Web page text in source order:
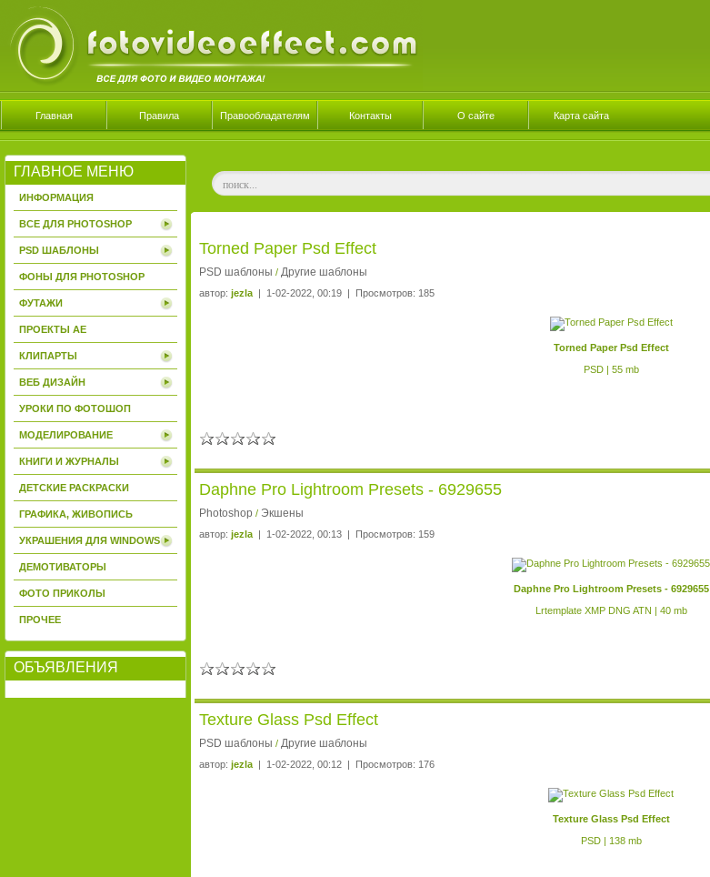
Главная Правила Правообладателям Контакты О сайте Карта сайта
ГЛАВНОЕ МЕНЮ
ИНФОРМАЦИЯ
ВСЕ ДЛЯ PHOTOSHOP
PSD ШАБЛОНЫ
ФОНЫ ДЛЯ PHOTOSHOP
ФУТАЖИ
ПРОЕКТЫ AE
КЛИПАРТЫ
ВЕБ ДИЗАЙН
УРОКИ ПО ФОТОШОП
МОДЕЛИРОВАНИЕ
КНИГИ И ЖУРНАЛЫ
ДЕТСКИЕ РАСКРАСКИ
ГРАФИКА, ЖИВОПИСЬ
УКРАШЕНИЯ ДЛЯ WINDOWS
ДЕМОТИВАТОРЫ
ФОТО ПРИКОЛЫ
ПРОЧЕЕ
ОБЪЯВЛЕНИЯ
Torned Paper Psd Effect
PSD шаблоны / Другие шаблоны
автор: jezla | 1-02-2022, 00:19 | Просмотров: 185
Torned Paper Psd Effect
PSD | 55 mb
Daphne Pro Lightroom Presets - 6929655
Photoshop / Экшены
автор: jezla | 1-02-2022, 00:13 | Просмотров: 159
Daphne Pro Lightroom Presets - 6929655
Lrtemplate XMP DNG ATN | 40 mb
Texture Glass Psd Effect
PSD шаблоны / Другие шаблоны
автор: jezla | 1-02-2022, 00:12 | Просмотров: 176
Texture Glass Psd Effect
PSD | 138 mb